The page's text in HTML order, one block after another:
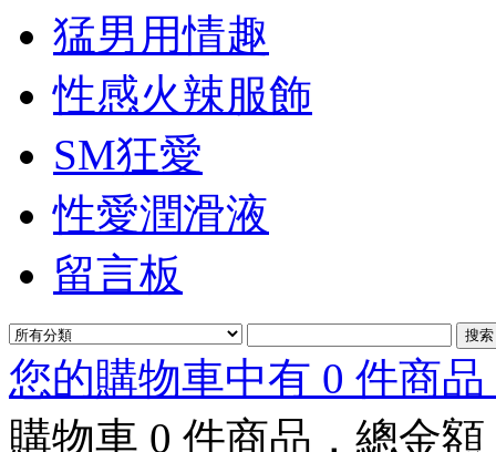
猛男用情趣
性感火辣服飾
SM狂愛
性愛潤滑液
留言板
您的購物車中有 0 件商
購物車 0 件商品，總金